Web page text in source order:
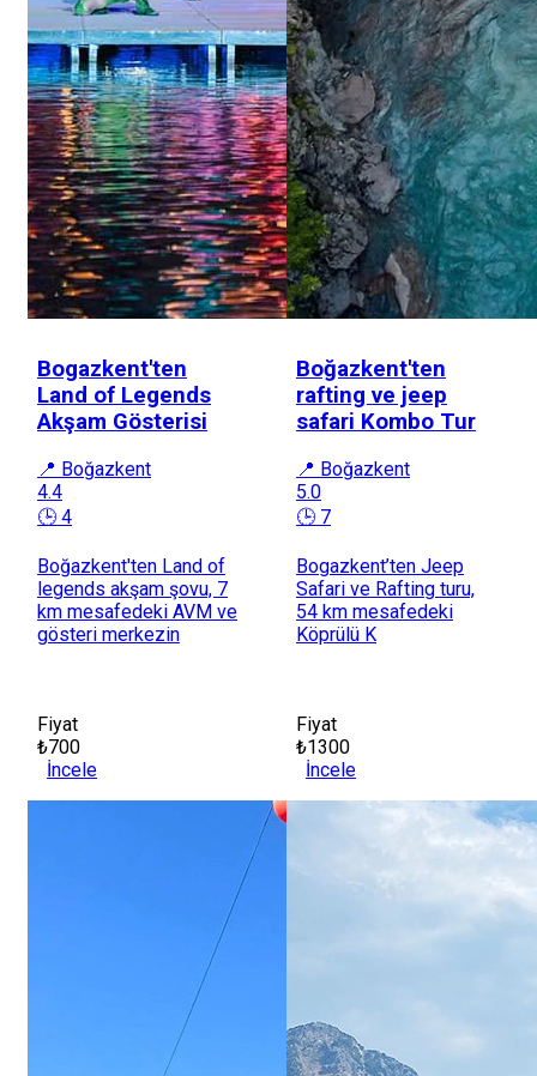
Bogazkent'ten
Land of Legends
Akşam Gösterisi
📍 Boğazkent
4.4
🕒 4
Boğazkent'ten Land of
legends akşam şovu, 7
km mesafedeki AVM ve
gösteri merkezin
Fiyat
₺700
İncele
Boğazkent'ten
rafting ve jeep
safari Kombo Tur
📍 Boğazkent
5.0
🕒 7
Bogazkent’ten Jeep
Safari ve Rafting turu,
54 km mesafedeki
Köprülü K
Fiyat
₺1300
İncele